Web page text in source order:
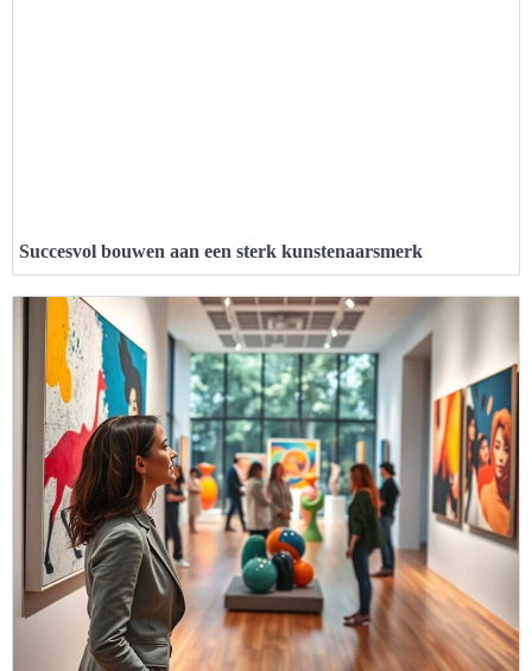
Succesvol bouwen aan een sterk kunstenaarsmerk